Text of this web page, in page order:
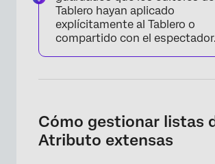
Tablero hayan aplicado
explícitamente al Tablero o
compartido con el espectador.
Cómo gestionar listas
Atributo extensas